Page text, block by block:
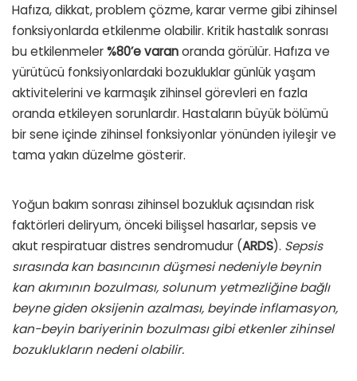
Hafıza, dikkat, problem çözme, karar verme gibi zihinsel
fonksiyonlarda etkilenme olabilir. Kritik hastalık sonrası
bu etkilenmeler%80’e varanoranda görülür. Hafıza ve
yürütücü fonksiyonlardaki bozukluklar günlük yaşam
aktivitelerini ve karmaşık zihinsel görevleri en fazla
oranda etkileyen sorunlardır. Hastaların büyük bölümü
bir sene içinde zihinsel fonksiyonlar yönünden iyileşir ve
tama yakın düzelme gösterir.
Yoğun bakım sonrası zihinsel bozukluk açısından risk
faktörleri deliryum, önceki bilişsel hasarlar, sepsis ve
akut respiratuar distres sendromudur (ARDS). Sepsis
sırasında kan basıncının düşmesi nedeniyle beynin
kan akımının bozulması, solunum yetmezliğine bağlı
beyne giden oksijenin azalması, beyinde inflamasyon,
kan-beyin bariyerinin bozulması gibi etkenler zihinsel
bozuklukların nedeni olabilir.